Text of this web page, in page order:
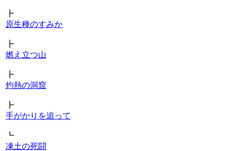
┣
原生種のすみか
┣
燃え立つ山
┣
灼熱の洞窟
┣
手がかりを追って
┗
凍土の死闘